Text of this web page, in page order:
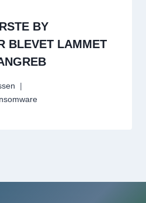
BY
BLEVET LAMMET